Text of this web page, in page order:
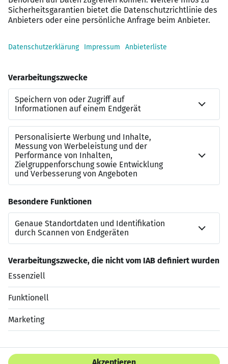
Nützliche Links:
Weitere SAP-Stellen:
https://karesources.com/jobs/category/sap
WhatsApp-Kanal für SAP-Jobs:
https://karesources.com/whatsapp-kanal-sap-jobs
Hier ist unser Empfehlungsprogramm:
https://karesources.com/empfehlungen/
Datenschutzerklärung